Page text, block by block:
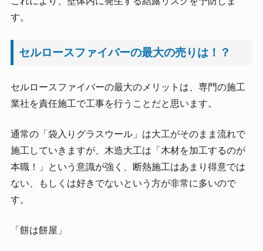
す。
セルロースファイバーの最大の売りは！？
セルロースファイバーの最大のメリットは、専門の施工
業社を責任施工で工事を行うことだと思います。
通常の「袋入りグラスウール」は大工がそのまま流れで
施工していきますが、木造大工は「木材を加工するのが
本職！」という意識が強く、断熱施工はあまり得意では
ない、もしくは好きでないという方が非常に多いので
す。
「餅は餅屋」